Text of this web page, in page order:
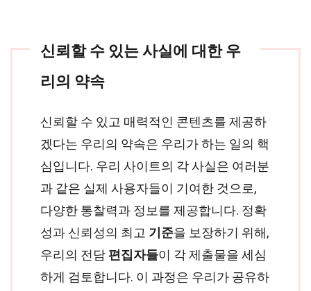
신뢰할 수 있는 사실에 대한 우
리의 약속
신뢰할 수 있고 매력적인 콘텐츠를 제공하
겠다는 우리의 약속은 우리가 하는 일의 핵
심입니다. 우리 사이트의 각 사실은 여러분
과 같은 실제 사용자들이 기여한 것으로,
다양한 통찰력과 정보를 제공합니다. 정확
성과 신뢰성의 최고 기준을 보장하기 위해,
우리의 전담 편집자들이 각 제출물을 세심
하게 검토합니다. 이 과정은 우리가 공유하